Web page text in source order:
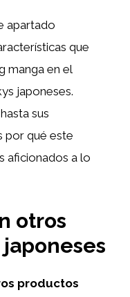
apartado
que
manga en el
japoneses.
sus
por qué este
aficionados a lo
otros
productos